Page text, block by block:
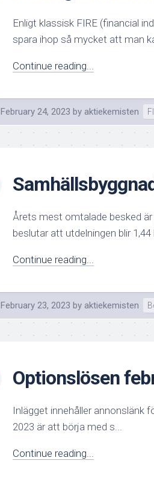
Enligt klassisk FIRE (financial
spara ihop så mycket att man
Continue reading...
February 24, 2023 by aktiekemisten
Årets mest omtalade besked
beslutar att utdelningen blir
Continue reading...
February 23, 2023 by aktiekemisten
Optionslösen
Inlägget innehåller annonslänk
2023 är att börja med s...
Continue reading...